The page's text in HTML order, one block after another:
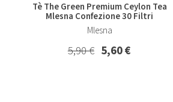
Tè The Green Premium Ceylon Tea
Mlesna Confezione 30 Filtri
Mlesna
5,90 € 5,60 €